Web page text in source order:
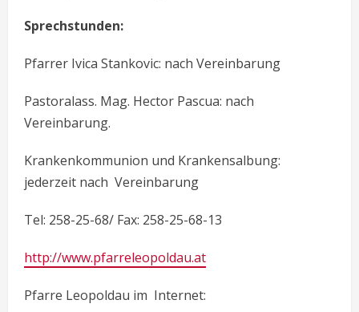
Sprechstunden:
Pfarrer Ivica Stankovic: nach Vereinbarung
Pastoralass. Mag. Hector Pascua: nach
Vereinbarung.
Krankenkommunion und Krankensalbung:
jederzeit nach Vereinbarung
Tel: 258-25-68/ Fax: 258-25-68-13
http://www.pfarreleopoldau.at
Pfarre Leopoldau im Internet: